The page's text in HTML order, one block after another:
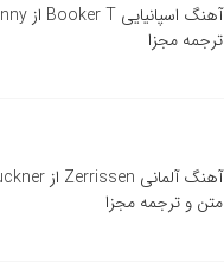
ترجمه مجزا
متن و ترجمه مجزا